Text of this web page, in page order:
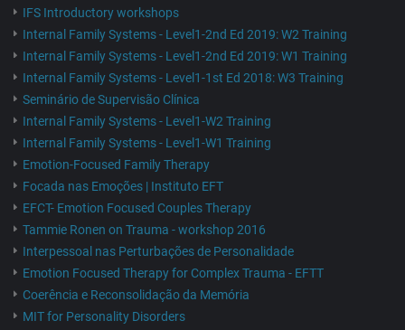
IFS Introductory workshops
Internal Family Systems - Level1-2nd Ed 2019: W2 Training
Internal Family Systems - Level1-2nd Ed 2019: W1 Training
Internal Family Systems - Level1-1st Ed 2018: W3 Training
Seminário de Supervisão Clínica
Internal Family Systems - Level1-W2 Training
Internal Family Systems - Level1-W1 Training
Emotion-Focused Family Therapy
Focada nas Emoções | Instituto EFT
EFCT- Emotion Focused Couples Therapy
Tammie Ronen on Trauma - workshop 2016
Interpessoal nas Perturbações de Personalidade
Emotion Focused Therapy for Complex Trauma - EFTT
Coerência e Reconsolidação da Memória
MIT for Personality Disorders